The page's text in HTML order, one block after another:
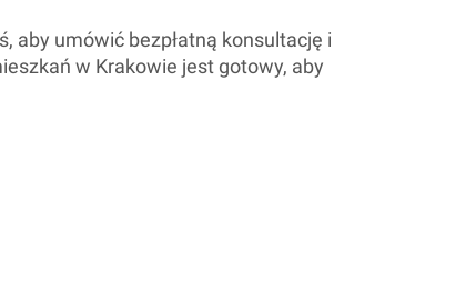
aby umówić bezpłatną konsultację i
w Krakowie jest gotowy, aby